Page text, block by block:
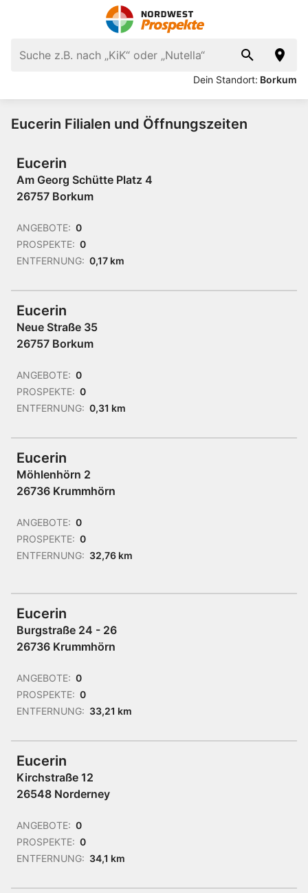
Dein Standort: Borkum
Eucerin Filialen und Öffnungszeiten
Eucerin
Am Georg Schütte Platz 4
26757 Borkum
ANGEBOTE: 0
PROSPEKTE: 0
ENTFERNUNG: 0,17 km
Eucerin
Neue Straße 35
26757 Borkum
ANGEBOTE: 0
PROSPEKTE: 0
ENTFERNUNG: 0,31 km
Eucerin
Möhlenhörn 2
26736 Krummhörn
ANGEBOTE: 0
PROSPEKTE: 0
ENTFERNUNG: 32,76 km
Eucerin
Burgstraße 24 - 26
26736 Krummhörn
ANGEBOTE: 0
PROSPEKTE: 0
ENTFERNUNG: 33,21 km
Eucerin
Kirchstraße 12
26548 Norderney
ANGEBOTE: 0
PROSPEKTE: 0
ENTFERNUNG: 34,1 km